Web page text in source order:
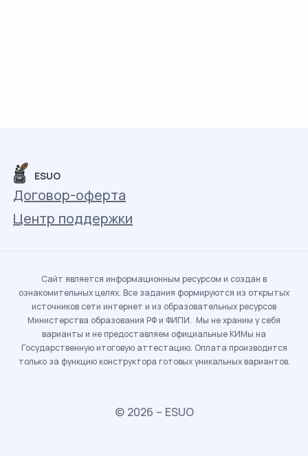
ESUO
Договор-оферта
Центр поддержки
Сайт является информационным ресурсом и создан в
ознакомительных целях. Все задания формируются из открытых
источников сети интернет и из образовательных ресурсов
Министерства образования РФ и ФИПИ. Мы не храним у себя
варианты и не предоставляем официальные КИМы на
Государственную итоговую аттестацию. Оплата производится
только за функцию конструктора готовых уникальных вариантов.
© 2026 – ESUO